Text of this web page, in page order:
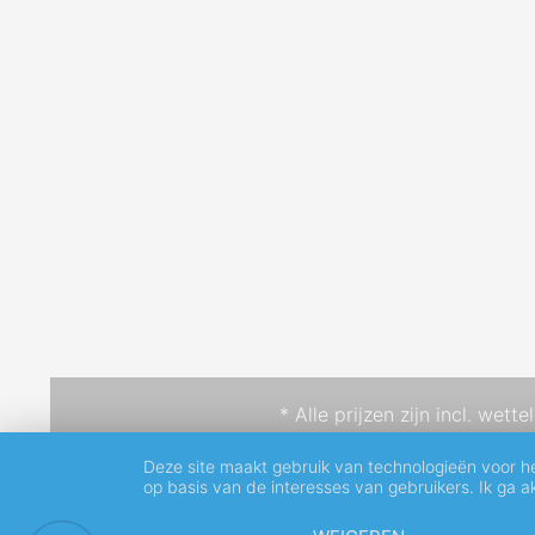
* Alle prijzen zijn incl.
Deze site maakt gebruik van technologieën voor
op basis van de interesses van gebruikers. Ik ga